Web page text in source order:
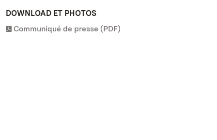
DOWNLOAD ET PHOTOS
Communiqué de presse (PDF)